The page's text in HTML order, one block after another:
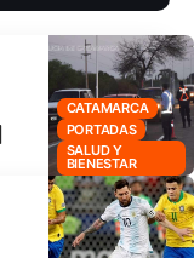
CATAMARCA
PORTADAS
SALUD Y
BIENESTAR